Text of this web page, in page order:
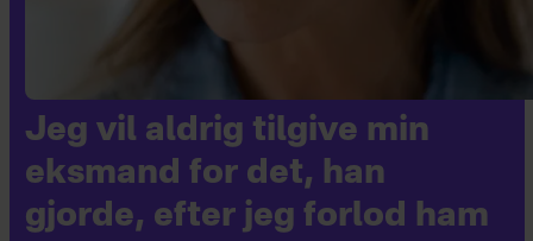
Jeg vil aldrig tilgive min
eksmand for det, han
gjorde, efter jeg forlod ham